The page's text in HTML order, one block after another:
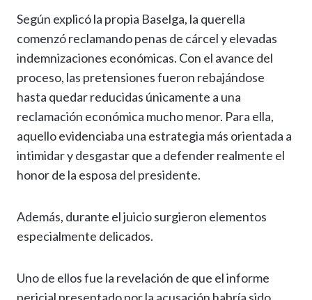
Según explicó la propia Baselga, la querella
comenzó reclamando penas de cárcel y elevadas
indemnizaciones económicas. Con el avance del
proceso, las pretensiones fueron rebajándose
hasta quedar reducidas únicamente a una
reclamación económica mucho menor. Para ella,
aquello evidenciaba una estrategia más orientada a
intimidar y desgastar que a defender realmente el
honor de la esposa del presidente.
Además, durante el juicio surgieron elementos
especialmente delicados.
Uno de ellos fue la revelación de que el informe